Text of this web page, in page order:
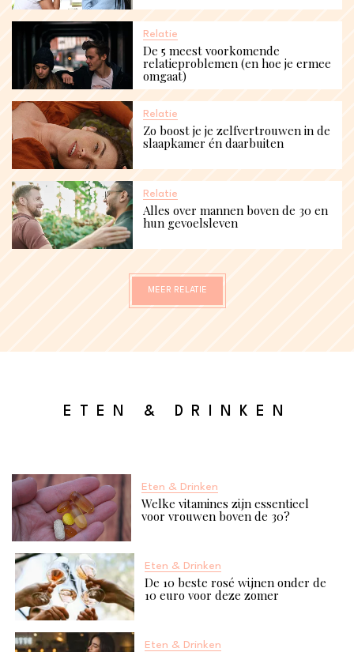
Relatie
De 5 meest voorkomende
relatieproblemen (en hoe je ermee
omgaat)
Relatie
Zo boost je je zelfvertrouwen in de
slaapkamer én daarbuiten
Relatie
Alles over mannen boven de 30 en
hun gevoelsleven
MEER RELATIE
ETEN & DRINKEN
Eten & Drinken
Welke vitamines zijn essentieel
voor vrouwen boven de 30?
Eten & Drinken
De 10 beste rosé wijnen onder de
10 euro voor deze zomer
Eten & Drinken